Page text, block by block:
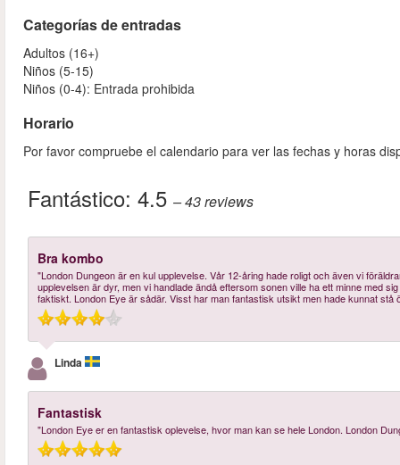
Categorías de entradas
Adultos (16+)
Niños (5-15)
Niños (0-4): Entrada prohibida
Horario
Por favor compruebe el calendario para ver las fechas y horas
Fantástico: 4.5 – 43reviews
Bra kombo
"London Dungeon är en kul upplevelse. Vår 12-åring hade roligt och även vi
upplevelsen är dyr, men vi handlade ändå eftersom sonen ville ha ett minne med
faktiskt. London Eye är sådär. Visst har man fantastisk utsikt men hade kunnat stå
Linda
Fantastisk
"London Eye er en fantastisk oplevelse, hvor man kan se hele London. London